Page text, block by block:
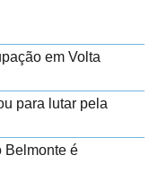
em Volta
para lutar pela
Belmonte é